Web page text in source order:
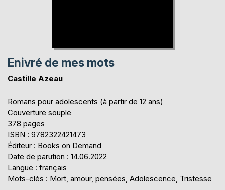
Enivré de mes mots
Castille Azeau
Romans pour adolescents (à partir de 12 ans)
Couverture souple
378 pages
ISBN : 9782322421473
Éditeur : Books on Demand
Date de parution : 14.06.2022
Langue : français
Mots-clés : Mort, amour, pensées, Adolescence, Tristesse